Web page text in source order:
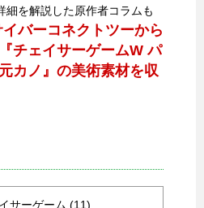
細を解説した原作者コラムも
イバーコネクトツーから
チェイサーゲームW パ
カノ』の美術素材を収
サーゲーム (11)